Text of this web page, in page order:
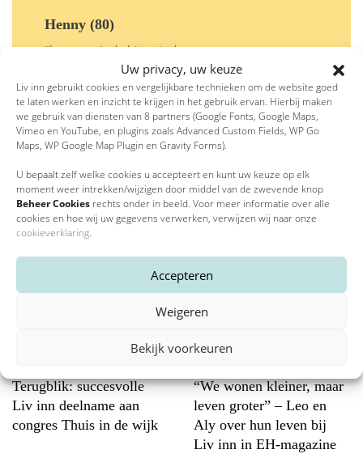
Uw privacy, uw keuze
Liv inn gebruikt cookies en vergelijkbare technieken om de website goed
te laten werken en inzicht te krijgen in het gebruik ervan. Hierbij maken
we gebruik van diensten van 8 partners (Google Fonts, Google Maps,
Vimeo en YouTube, en plugins zoals Advanced Custom Fields, WP Go
Maps, WP Google Map Plugin en Gravity Forms).
U bepaalt zelf welke cookies u accepteert en kunt uw keuze op elk
moment weer intrekken/wijzigen door middel van de zwevende knop
Beheer Cookies rechts onder in beeld. Voor meer informatie over alle
cookies en hoe wij uw gegevens verwerken, verwijzen wij naar onze
cookieverklaring.
Accepteren
Weigeren
Bekijk voorkeuren
Henny (80)
‘Ik woon sinds hier sinds maart, maar moet nog
Meer verhalen
Terugblik: succesvolle
Liv inn deelname aan
congres Thuis in de wijk
“We wonen kleiner, maar
leven groter” – Leo en
Aly over hun leven bij
Liv inn in EH-magazine